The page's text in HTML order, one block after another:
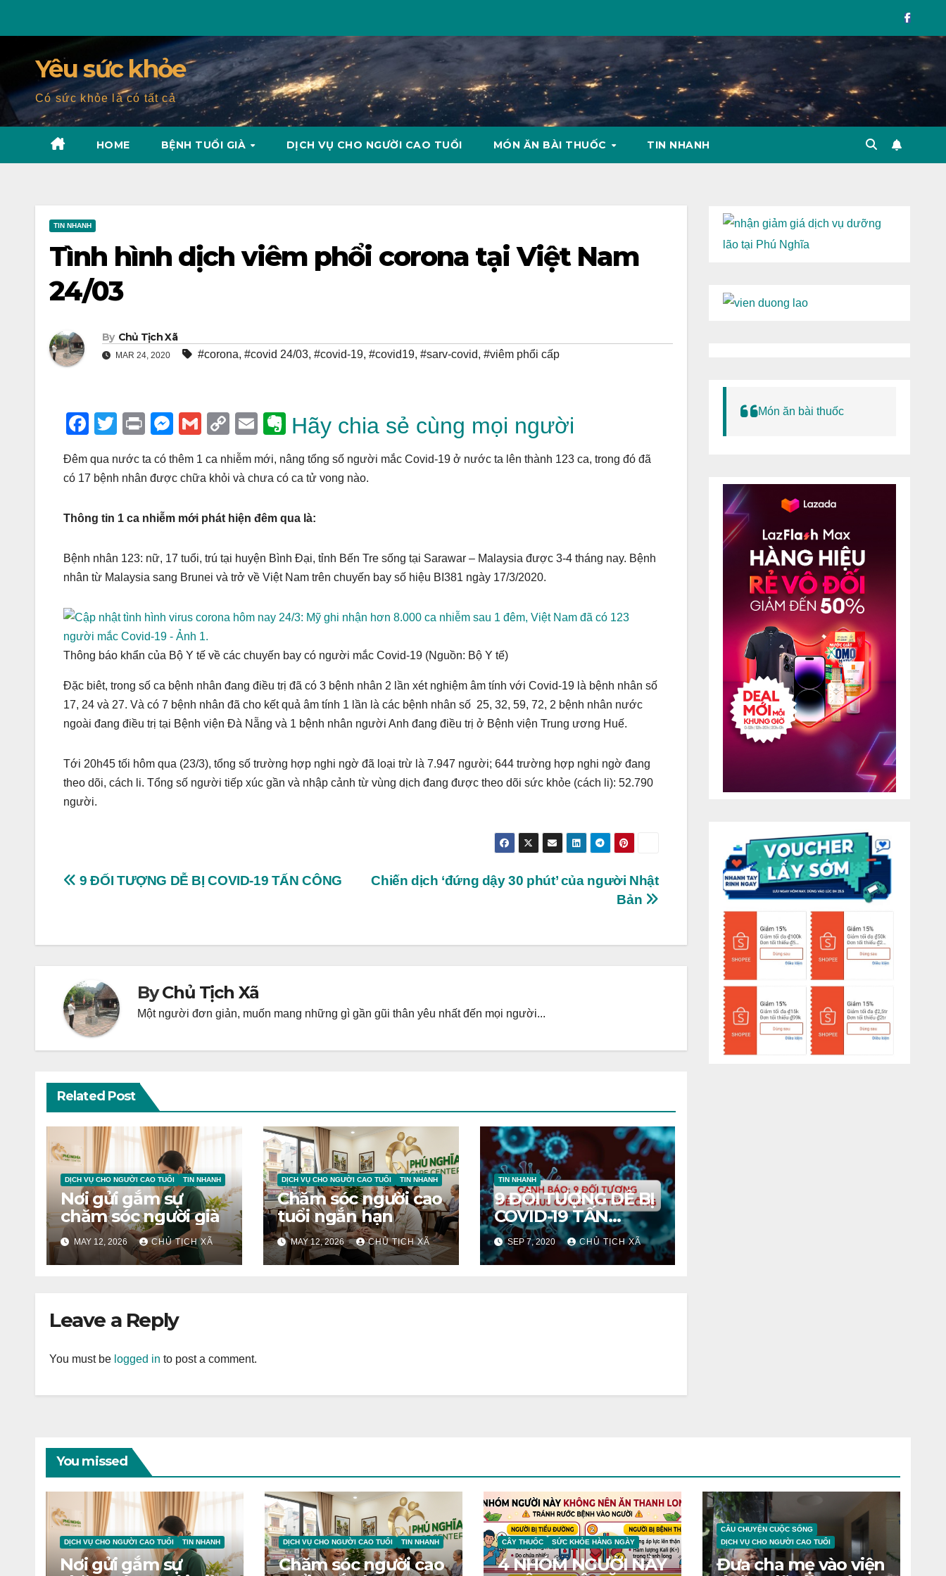
Yêu sức khỏe
Có sức khỏe là có tất cả
HOME BỆNH TUỔI GIÀ DỊCH VỤ CHO NGƯỜI CAO TUỔI MÓN ĂN BÀI THUỐC TIN NHANH
TIN NHANH
Tình hình dịch viêm phổi corona tại Việt Nam
24/03
By Chủ Tịch Xã
MAR 24, 2020 #corona, #covid 24/03, #covid-19, #covid19, #sarv-covid, #viêm phổi cấp
F
c
b
o
k
T
tt
Pr
t
M
ss
n
er
G
ail
C
o
p
Li
k
E
ail
E
er
ot
Hãy chia sẻ cùng mọi người
Đêm qua nước ta có thêm 1 ca nhiễm mới, nâng tổng số người mắc Covid-19 ở nước ta lên thành 123 ca, trong đó đã
có 17 bệnh nhân được chữa khỏi và chưa có ca tử vong nào.
Thông tin 1 ca nhiễm mới phát hiện đêm qua là:
Bệnh nhân 123: nữ, 17 tuổi, trú tại huyện Bình Đại, tỉnh Bến Tre sống tại Sarawar – Malaysia được 3-4 tháng nay. Bệnh
nhân từ Malaysia sang Brunei và trở về Việt Nam trên chuyến bay số hiệu BI381 ngày 17/3/2020.
Thông báo khẩn của Bộ Y tế về các chuyến bay có người mắc Covid-19 (Nguồn: Bộ Y tế)
Đặc biêt, trong số ca bệnh nhân đang điều trị đã có 3 bệnh nhân 2 lần xét nghiệm âm tính với Covid-19 là bệnh nhân số
17, 24 và 27. Và có 7 bệnh nhân đã cho kết quả âm tính 1 lần là các bệnh nhân số 25, 32, 59, 72, 2 bệnh nhân nước
ngoài đang điều trị tại Bệnh viện Đà Nẵng và 1 bệnh nhân người Anh đang điều trị ở Bệnh viện Trung ương Huế.
Tới 20h45 tối hôm qua (23/3), tổng số trường hợp nghi ngờ đã loại trừ là 7.947 người; 644 trường hợp nghi ngờ đang
theo dõi, cách li. Tổng số người tiếp xúc gần và nhập cảnh từ vùng dịch đang được theo dõi sức khỏe (cách li): 52.790
người.
Post
Chiến dịch ‘đứng dậy 30 phút’ của người Nhật
Bản
9 ĐỐI TƯỢNG DỄ BỊ COVID-19 TẤN CÔNG
ByChủ Tịch Xã
Một người đơn giản, muốn mang những gì gần gũi thân yêu nhất đến mọi người...
Related Post
DỊCH VỤ CHO NGƯỜI CAO TUỔI TIN NHANH
Nơi gửi gắm sự
chăm sóc người già
MAY 12, 2026 CHỦ TỊCH XÃ
DỊCH VỤ CHO NGƯỜI CAO TUỔI TIN NHANH
Chăm sóc người cao
tuổi ngắn hạn
MAY 12, 2026 CHỦ TỊCH XÃ
TIN NHANH
9 ĐỐI TƯỢNG DỄ BỊ
COVID-19 TẤN
CÔNG
SEP 7, 2020 CHỦ TỊCH XÃ
Leave a Reply
You must be logged in to post a comment.
Món ăn bài thuốc
You missed
DỊCH VỤ CHO NGƯỜI CAO TUỔI TIN NHANH
Nơi gửi gắm sự
DỊCH VỤ CHO NGƯỜI CAO TUỔI TIN NHANH
Chăm sóc người cao
CÂY THUỐC SỨC KHỎE HÀNG NGÀY
4 NHÓM NGƯỜI NÀY
CÂU CHUYỆN CUỘC SỐNG
DỊCH VỤ CHO NGƯỜI CAO TUỔI
Đưa cha mẹ vào viện